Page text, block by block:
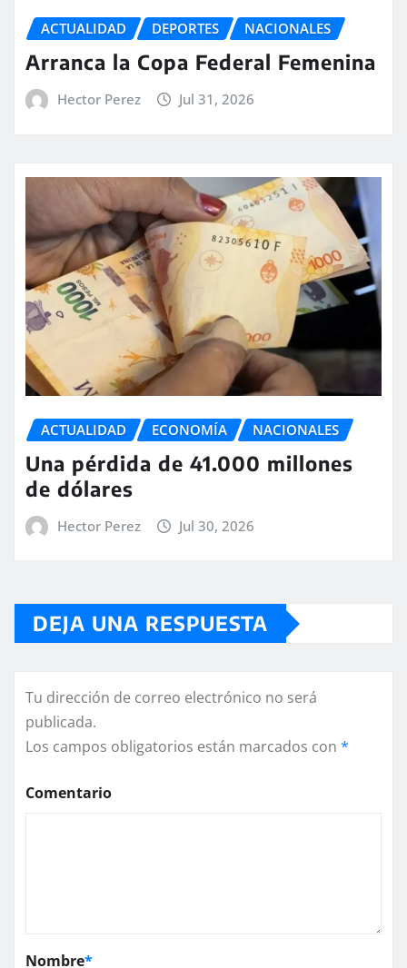
ACTUALIDAD DEPORTES NACIONALES
Arranca la Copa Federal Femenina
Hector Perez Jul 31, 2026
ACTUALIDAD ECONOMÍA NACIONALES
Una pérdida de 41.000 millones
de dólares
Hector Perez Jul 30, 2026
DEJA UNA RESPUESTA
Tu dirección de correo electrónico no será
publicada.
Los campos obligatorios están marcados con *
Comentario
Nombre*